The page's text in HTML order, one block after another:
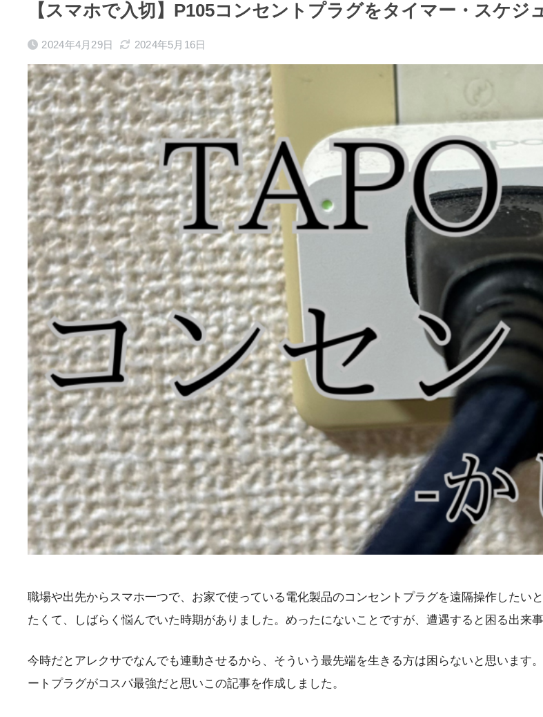
【スマホで入切】P105コンセントプラグをタイマー・スケジ
2024年4月29日 2024年5月16日
職場や出先からスマホ一つで、お家で使っている電化製品のコンセントプラグを遠隔操作したい
たくて、しばらく悩んでいた時期がありました。めったにないことですが、遭遇すると困る出来事
今時だとアレクサでなんでも連動させるから、そういう最先端を生きる方は困らないと思います
ートプラグがコスパ最強だと思いこの記事を作成しました。